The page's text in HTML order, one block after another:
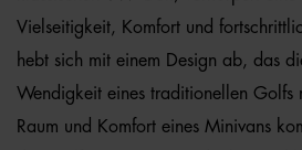
Vielseitigkeit, Komfort und
hebt sich mit einem Design ab, das
Wendigkeit eines traditionellen Golfs
Raum und Komfort eines Minivans